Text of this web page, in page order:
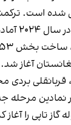
شده است.
کرده است.
آغاز شد.
قربانقلی
نمادین
تاپی را آغاز